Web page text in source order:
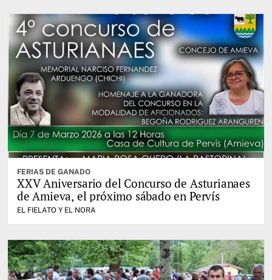
FERIAS DE GANADO
XXV Aniversario del Concurso de Asturianaes
de Amieva, el próximo sábado en Pervís
EL FIELATO Y EL NORA